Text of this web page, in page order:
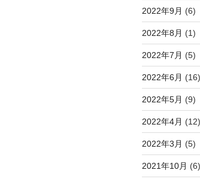
2022年9月 (6)
2022年8月 (1)
2022年7月 (5)
2022年6月 (16)
2022年5月 (9)
2022年4月 (12)
2022年3月 (5)
2021年10月 (6)